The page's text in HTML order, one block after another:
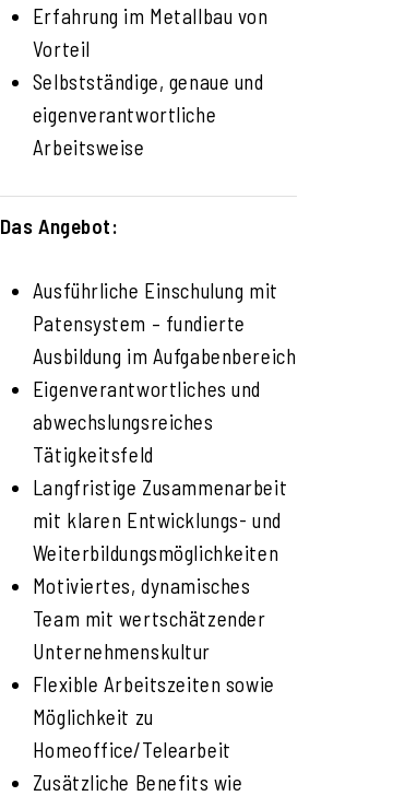
Erfahrung im Metallbau von
Vorteil
Selbstständige, genaue und
eigenverantwortliche
Arbeitsweise
Das Angebot:
Ausführliche Einschulung mit
Patensystem – fundierte
Ausbildung im Aufgabenbereich
Eigenverantwortliches und
abwechslungsreiches
Tätigkeitsfeld
Langfristige Zusammenarbeit
mit klaren Entwicklungs- und
Weiterbildungsmöglichkeiten
Motiviertes, dynamisches
Team mit wertschätzender
Unternehmenskultur
Flexible Arbeitszeiten sowie
Möglichkeit zu
Homeoffice/Telearbeit
Zusätzliche Benefits wie